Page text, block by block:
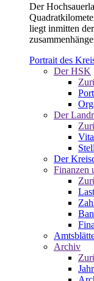
Der
liegt inmitten
Portrait des
Der HSK
Der
Der
Finanzen
Archiv